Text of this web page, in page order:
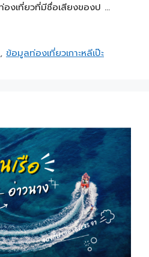
ท่องเที่ยวที่มีชื่อเสียงของป …
, ข้อมูลท่องเที่ยวเกาะหลีเป๊ะ